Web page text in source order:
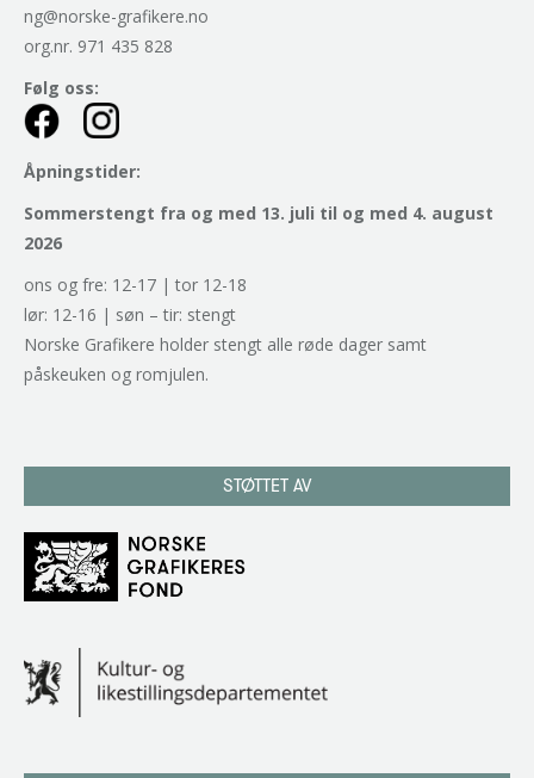
ng@norske-grafikere.no
org.nr. 971 435 828
Følg oss:
Åpningstider:
Sommerstengt fra og med 13. juli til og med 4. august
2026
ons og fre: 12-17 | tor 12-18
lør: 12-16 | søn – tir: stengt
Norske Grafikere holder stengt alle røde dager samt
påskeuken og romjulen.
STØTTET AV